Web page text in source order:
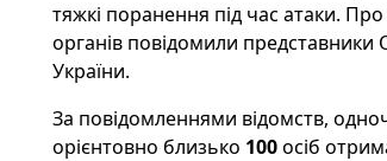
тяжкі поранення під час атаки.
органів повідомили
України.
За повідомленнями відомств,
орієнтовно близько 100осіб